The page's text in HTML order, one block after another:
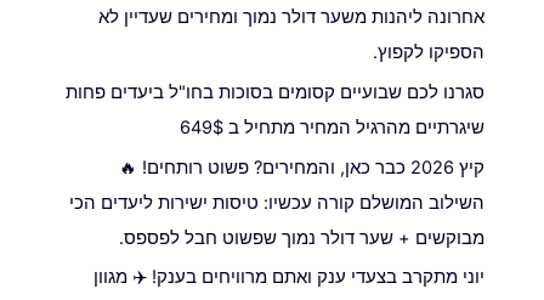
אחרונה ליהנות משער דולר נמוך ומחירים שעדיין לא
הספיקו לקפוץ.
סגרנו לכם שבועיים קסומים בסוכות בחו"ל ביעדים פחות
שיגרתיים מהרגיל המחיר מתחיל ב 649$
קיץ 2026 כבר כאן, והמחירים? פשוט רותחים! 🔥
השילוב המושלם קורה עכשיו: טיסות ישירות ליעדים הכי
מבוקשים + שער דולר נמוך שפשוט חבל לפספס.
יוני מתקרב בצעדי ענק ואתם מרוויחים בענק! ✈️ מגוון